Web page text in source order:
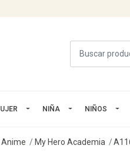
NIÑA NIÑOS
My Hero Academia